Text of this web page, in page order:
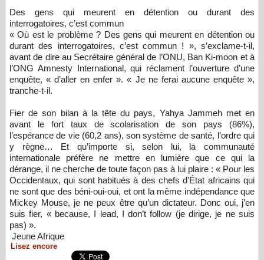
Des gens qui meurent en détention ou durant des
interrogatoires, c’est commun
« Où est le problème ? Des gens qui meurent en détention ou
durant des interrogatoires, c’est commun ! », s’exclame-t-il,
avant de dire au Secrétaire général de l’ONU, Ban Ki-moon et à
l’ONG Amnesty International, qui réclament l’ouverture d’une
enquête, « d’aller en enfer ». « Je ne ferai aucune enquête »,
tranche-t-il.
Fier de son bilan à la tête du pays, Yahya Jammeh met en
avant le fort taux de scolarisation de son pays (86%),
l’espérance de vie (60,2 ans), son système de santé, l’ordre qui
y règne… Et qu’importe si, selon lui, la communauté
internationale préfère ne mettre en lumière que ce qui la
dérange, il ne cherche de toute façon pas à lui plaire : « Pour les
Occidentaux, qui sont habitués à des chefs d’État africains qui
ne sont que des béni-oui-oui, et ont la même indépendance que
Mickey Mouse, je ne peux être qu’un dictateur. Donc oui, j’en
suis fier, « because, I lead, I don’t follow (je dirige, je ne suis
pas) ».
Jeune Afrique
Lisez encore